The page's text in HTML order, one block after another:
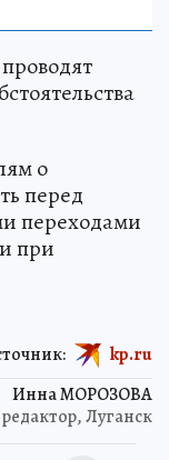
о
перед
переходами
при
Инна МОРОЗОВА
Луганск
kp.ru